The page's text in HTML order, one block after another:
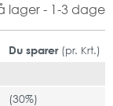
lager - 1-3 dage
Du sparer (pr. Krt.)
(30%)